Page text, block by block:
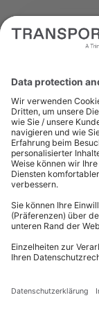
Wir wollten
von einem
Objektivität
aufgrund
die
Aufträgen
Dr. Frederic